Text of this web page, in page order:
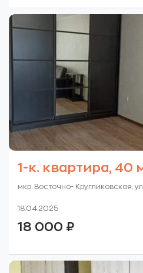
1-к. квартира, 40
мкр. Восточно- Кругликовская.
18.04.2025
18 000 ₽